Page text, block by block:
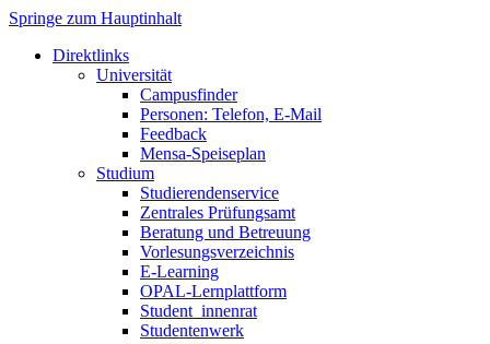
Springe zum Hauptinhalt
Direktlinks
Universität
Campusfinder
Personen: Telefon, E-Mail
Feedback
Mensa-Speiseplan
Studium
Studierendenservice
Zentrales Prüfungsamt
Beratung und Betreuung
Vorlesungsverzeichnis
E-Learning
OPAL-Lernplattform
Student_innenrat
Studentenwerk